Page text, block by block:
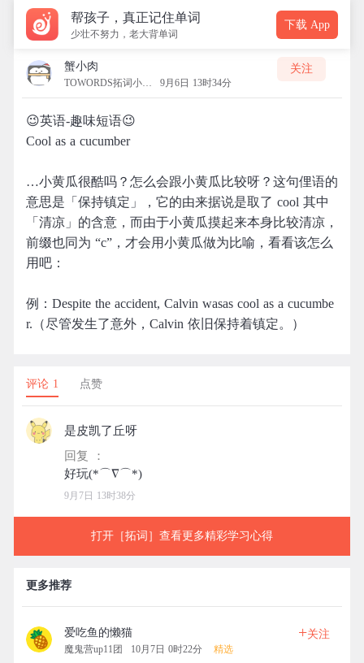
帮孩子，真正记住单词
少壮不努力，老大背单词
下载 App
蟹小肉
TOWORDS拓词小营地 9月6日 13时34分
关注
😉英语-趣味短语😉
Cool as a cucumber
…小黄瓜很酷吗？怎么会跟小黄瓜比较呀？这句俚语的
意思是「保持镇定」，它的由来据说是取了 cool 其中
「清凉」的含意，而由于小黄瓜摸起来本身比较清凉，
前缀也同为 “c”，才会用小黄瓜做为比喻，看看该怎么
用吧：
例：Despite the accident, Calvin wasas cool as a cucumbe
r.（尽管发生了意外，Calvin 依旧保持着镇定。）
评论 1 点赞
是皮凯了丘呀
回复 ：
9月7日 13时38分
打开［拓词］查看更多精彩学习心得
更多推荐
爱吃鱼的懒猫
魔鬼营up11团 10月7日 0时22分 精选
+关注